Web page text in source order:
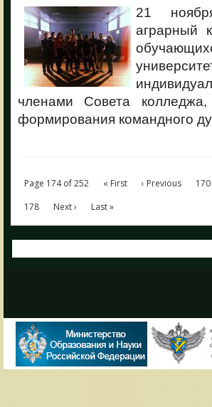
21
аграрный
членами Совета
формирования командного
Page 174 of 252 « First ‹ Previous 170
178
Next › Last »